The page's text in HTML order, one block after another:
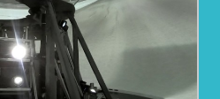
und Batterien